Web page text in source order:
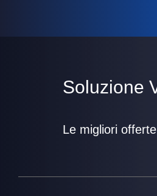
Soluzione
Le migliori